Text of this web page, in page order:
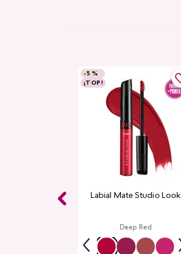
-5 %
¡TOP!
Labial Mate Studio Look
Deep Red